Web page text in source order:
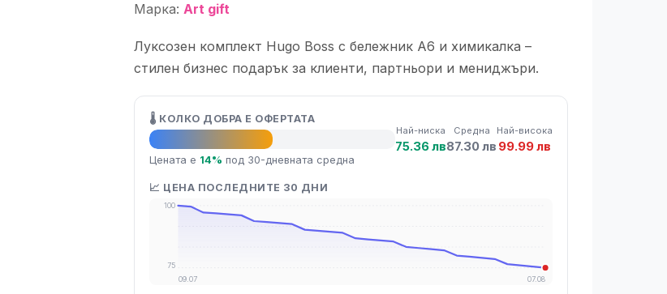
Марка: Art gift
Луксозен комплект Hugo Boss с бележник A6 и химикалка –
стилен бизнес подарък за клиенти, партньори и мениджъри.
🌡️ КОЛКО ДОБРА Е ОФЕРТАТА
👍 Добра оферта
Цената е 14% под 30-дневната средна
Най-ниска
75.36 лв
Средна
87.30 лв
Най-висока
99.99 лв
📈 ЦЕНА ПОСЛЕДНИТЕ 30 ДНИ
100
75
09.07
07.08